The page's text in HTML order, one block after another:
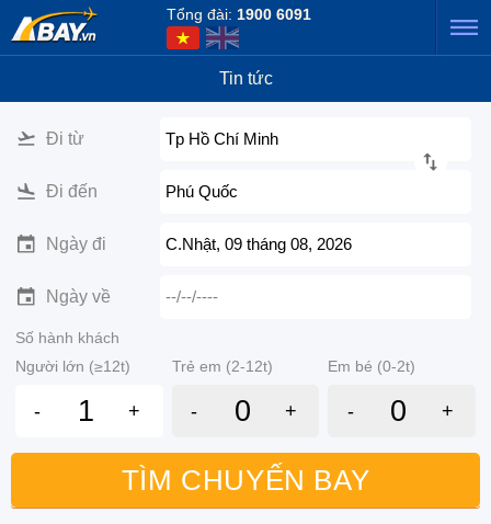
Tổng đài: 1900 6091
Tin tức
Đi từ Tp Hồ Chí Minh
Đi đến Phú Quốc
Ngày đi C.Nhật, 09 tháng 08, 2026
Ngày về --/--/----
Số hành khách
Người lớn (≥12t)
Trẻ em (2-12t) Em bé (0-2t)
- + - + - +
TÌM CHUYẾN BAY